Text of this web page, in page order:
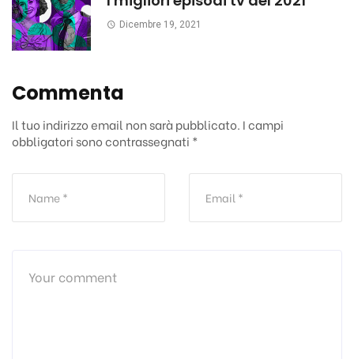
Dicembre 19, 2021
Commenta
Il tuo indirizzo email non sarà pubblicato. I campi
obbligatori sono contrassegnati *